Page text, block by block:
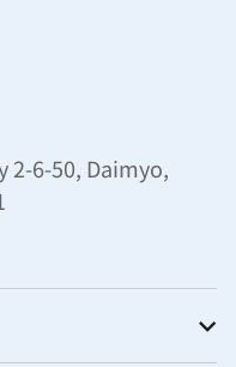
2-6-50, Daimyo,